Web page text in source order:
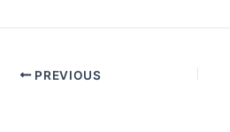
PREVIOUS